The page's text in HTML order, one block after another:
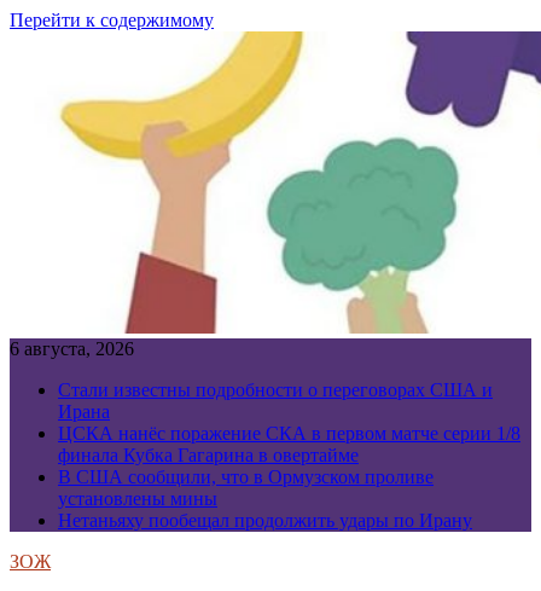
Перейти к содержимому
6 августа, 2026
Стали известны подробности о переговорах США и
Ирана
ЦСКА нанёс поражение СКА в первом матче серии 1/8
финала Кубка Гагарина в овертайме
В США сообщили, что в Ормузском проливе
установлены мины
Нетаньяху пообещал продолжить удары по Ирану
ЗОЖ